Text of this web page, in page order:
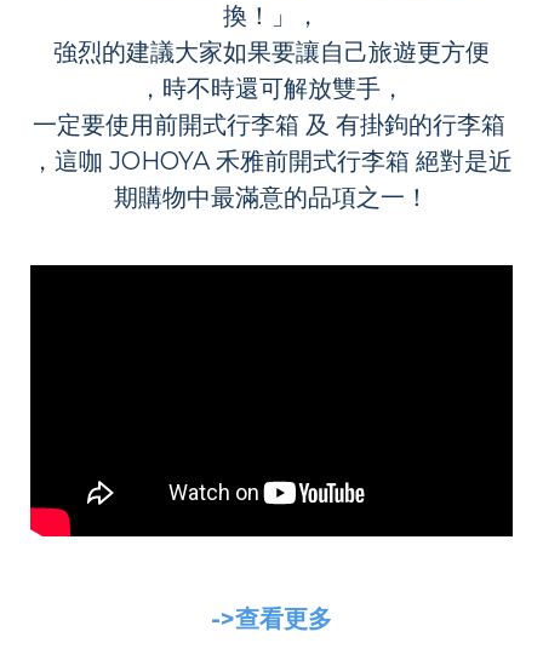
換！」，
強烈的建議大家如果要讓自己旅遊更方便
，時不時還可解放雙手，
一定要使用前開式行李箱 及 有掛鉤的行李箱
，這咖 JOHOYA 禾雅前開式行李箱 絕對是近
期購物中最滿意的品項之一！
->查看更多